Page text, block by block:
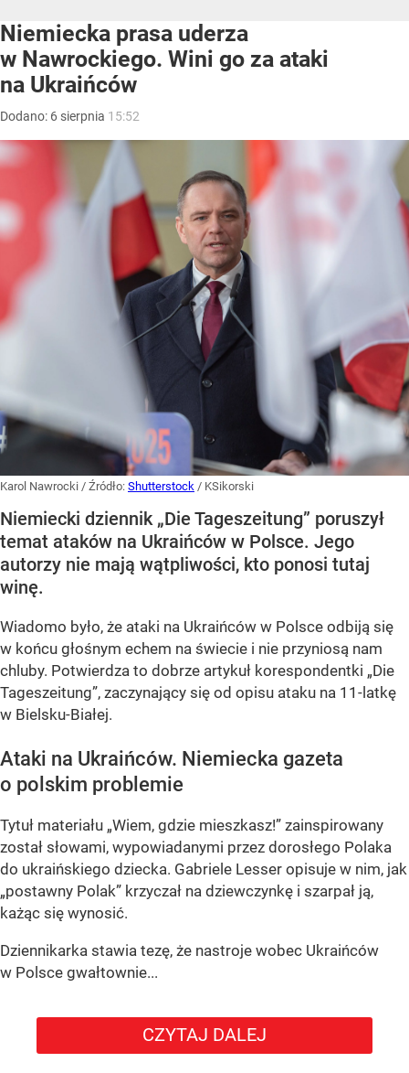
Niemiecka prasa uderza
w Nawrockiego. Wini go za ataki
na Ukraińców
Dodano: 6 sierpnia 15:52
Karol Nawrocki / Źródło: Shutterstock / KSikorski
Niemiecki dziennik „Die Tageszeitung” poruszył
temat ataków na Ukraińców w Polsce. Jego
autorzy nie mają wątpliwości, kto ponosi tutaj
winę.
Wiadomo było, że ataki na Ukraińców w Polsce odbiją się
w końcu głośnym echem na świecie i nie przyniosą nam
chluby. Potwierdza to dobrze artykuł korespondentki „Die
Tageszeitung”, zaczynający się od opisu ataku na 11-latkę
w Bielsku-Białej.
Ataki na Ukraińców. Niemiecka gazeta
o polskim problemie
Tytuł materiału „Wiem, gdzie mieszkasz!” zainspirowany
został słowami, wypowiadanymi przez dorosłego Polaka
do ukraińskiego dziecka. Gabriele Lesser opisuje w nim, jak
„postawny Polak” krzyczał na dziewczynkę i szarpał ją,
każąc się wynosić.
Dziennikarka stawia tezę, że nastroje wobec Ukraińców
w Polsce gwałtownie...
CZYTAJ DALEJ